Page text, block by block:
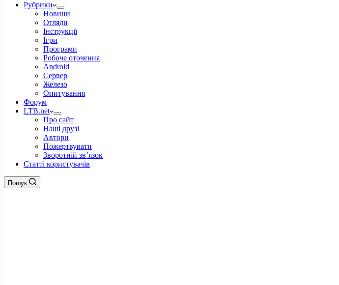
Рубрики
Новини
Огляди
Інструкції
Ігри
Програми
Робоче оточення
Android
Сервер
Железо
Опитування
Форум
LTB.net
Про сайт
Наші друзі
Автори
Пожертвувати
Зворотній зв’язок
Статті користувачів
Пошук